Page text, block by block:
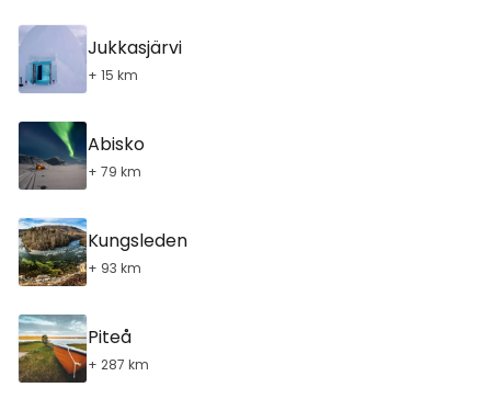
Jukkasjärvi
+ 15 km
Abisko
+ 79 km
Kungsleden
+ 93 km
Piteå
+ 287 km